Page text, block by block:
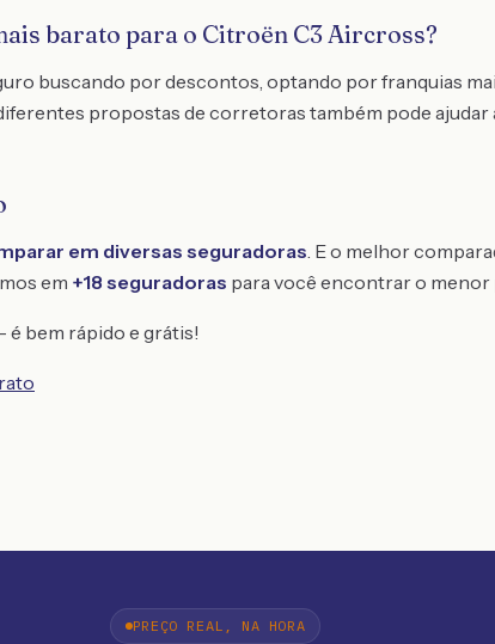
barato para o Citroën C3 Aircross?
buscando por descontos, optando por franquias
propostas de corretoras também pode
em diversas seguradoras. E o melhor
em +18 seguradoras para você encontrar o menor
é bem rápido e grátis!
PREÇO REAL, NA HORA